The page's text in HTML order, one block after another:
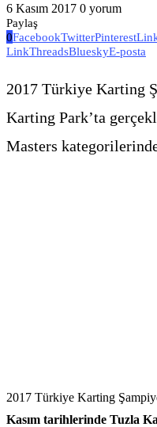
6 Kasım 2017 0 yorum
Paylaş
0FacebookTwitterPinterest
LinkThreadsBlueskyE-posta
2017 Türkiye Karting
Karting Park’ta
Masters
2017 Türkiye Karting
Kasım tarihlerinde Tuzla